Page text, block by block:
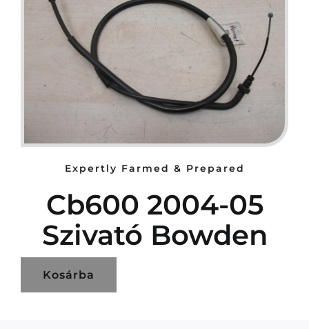
Expertly Farmed & Prepared
Cb600 2004-05
Szivató Bowden
Kosárba